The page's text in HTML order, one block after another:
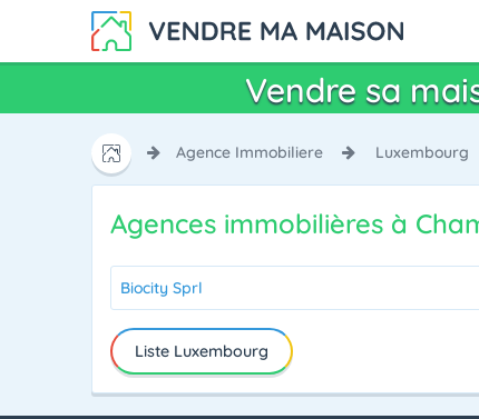
Vendre sa
Agence Immobiliere Luxembourg
Agences immobilières à
Biocity Sprl
Liste Luxembourg